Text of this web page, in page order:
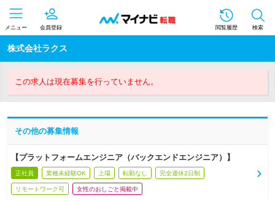
メニュー 会員登録 閲覧履歴 検索
株式会社ラクス
この求人は現在募集を行っていません。
その他の募集情報
【プラットフォームエンジニア（バックエンドエンジニア）】
正社員 業種未経験OK 上場 転勤なし 完全週休2日制
リモートワーク可 女性のおしごと掲載中